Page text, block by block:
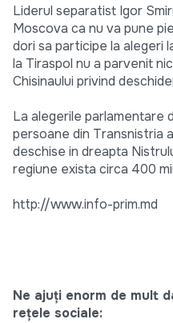
Liderul separatist Igor
Moscova ca nu va pune
dori sa participe la alegeri
la Tiraspol nu a parvenit
Chisinaului privind
La alegerile parlamentare
persoane din Transnistria
deschise in dreapta
regiune exista circa 400
http://www.info-prim.md
Ne ajuți enorm de mult
rețele sociale: